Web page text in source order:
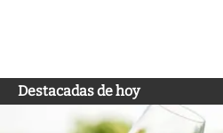
Destacadas de hoy